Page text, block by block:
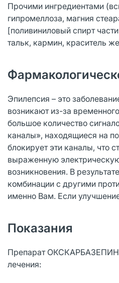
Прочими ингредиентами
гипромеллоза, магния
[поливиниловый спирт
тальк, кармин, краситель
Эпилепсия – это
возникают из-за
большое количество
каналы», находящиеся на
блокирует эти каналы, что
выраженную электрическую
возникновения. В
комбинации с другими
именно Вам. Если
Показания
Препарат ОКСКАРБАЗЕПИН
лечения: